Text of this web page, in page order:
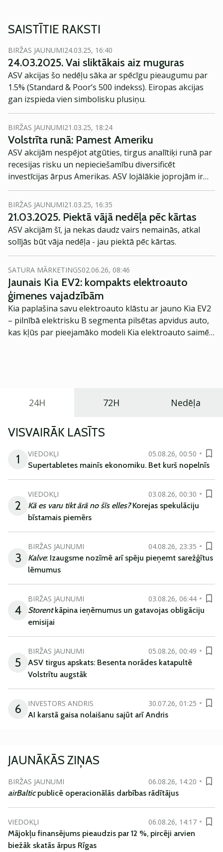
SAISTĪTIE RAKSTI
BIRŽAS JAUNUMI24.03.25, 16:40
24.03.2025. Vai sliktākais aiz muguras
ASV akcijas šo nedēļu sāka ar spēcīgu pieaugumu par
1.5% (Standard & Poor’s 500 indekss). Eiropas akcijas
gan izspieda vien simbolisku plusiņu.
BIRŽAS JAUNUMI21.03.25, 18:24
Volstrīta runā: Pamest Ameriku
ASV akcijām nespējot atgūties, tirgus analītiķi runā par
recesijas risku un nepieciešamību diversificēt
investīcijas ārpus Amerikas. ASV lojālākie joprojām ir
privātie investori, kuri turpina pirkt kritumus.
BIRŽAS JAUNUMI21.03.25, 16:35
21.03.2025. Piektā vājā nedēļa pēc kārtas
ASV akcijām šī, ja nekas daudz vairs nemainās, atkal
solījās būt vāja nedēļa - jau piektā pēc kārtas.
SATURA MĀRKETINGS02.06.26, 08:46
Jaunais Kia EV2: kompakts elektroauto
ģimenes vajadzībām
Kia paplašina savu elektroauto klāstu ar jauno Kia EV2
– pilnībā elektrisku B segmenta pilsētas apvidus auto,
kas kļūs par pieejamāko modeli Kia elektroauto saimē
24H 72H Nedēļa
VISVAIRĀK LASĪTS
1
VIEDOKĻI
05.08.26, 00:50
Supertabletes mainīs ekonomiku. Bet kurš nopelnīs
2
VIEDOKĻI
03.08.26, 00:30
Kā es varu tikt ārā no šīs elles?Korejas spekulāciju
bīstamais piemērs
3
BIRŽAS JAUNUMI
04.08.26, 23:35
Kalve: Izaugsme nozīmē arī spēju pieņemt sarežģītus
lēmumus
4
BIRŽAS JAUNUMI
03.08.26, 06:44
Storentkāpina ieņēmumus un gatavojas obligāciju
emisijai
5
BIRŽAS JAUNUMI
05.08.26, 00:49
ASV tirgus apskats: Besenta norādes katapultē
Volstrītu augstāk
6 INVESTORS ANDRIS
30.07.26, 01:25
AI karstā gaisa nolaišanu sajūt arī Andris
JAUNĀKĀS ZIŅAS
BIRŽAS JAUNUMI
06.08.26, 14:20
airBalticpublicē operacionālās darbības rādītājus
VIEDOKĻI
06.08.26, 14:17
Mājokļu finansējums pieaudzis par 12 %, pircēji arvien
biežāk skatās ārpus Rīgas